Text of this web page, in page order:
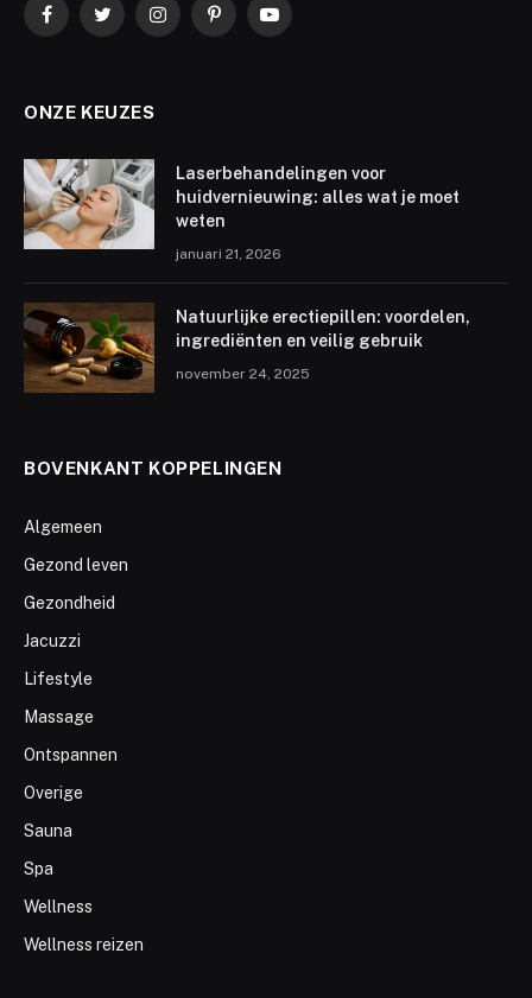
FacebookTwitterInstagramPinterestYouTube
ONZE KEUZES
Laserbehandelingen voor
huidvernieuwing: alles wat je moet
weten
januari 21, 2026
Natuurlijke erectiepillen: voordelen,
ingrediënten en veilig gebruik
november 24, 2025
BOVENKANT KOPPELINGEN
Algemeen
Gezond leven
Gezondheid
Jacuzzi
Lifestyle
Massage
Ontspannen
Overige
Sauna
Spa
Wellness
Wellness reizen